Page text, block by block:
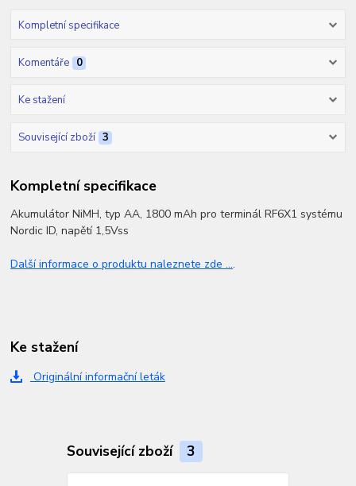
Kompletní specifikace
Komentáře 0
Ke stažení
Související zboží 3
Kompletní specifikace
Akumulátor NiMH, typ AA, 1800 mAh pro terminál RF6X1 systému
Nordic ID, napětí 1,5Vss
Další informace o produktu naleznete zde ....
Ke stažení
Originální informační leták
Související zboží 3